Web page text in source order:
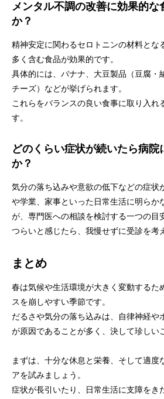
メンタル不調の改善に効果的な
か？
精神安定に関わるセロトニンの材料とな
多く含む食品が効果的です。
具体的には、バナナ、大豆製品（豆腐・
チーズ）などが挙げられます。
これらをバランスの良い食事に取り入れ
す。
どのくらい症状が続いたら病院
か？
気分の落ち込みや意欲の低下などの症状
や学業、家事といった日常生活に明らか
が、専門医への相談を検討する一つの目
つらいと感じたら、我慢せずに受診を考
まとめ
春は気候や生活環境が大きく変動するた
スを崩しやすい季節です。
だるさや気分の落ち込みは、自律神経や
が原因であることが多く、決して珍しい
まずは、十分な休息と栄養、そして適度
アを試みましょう。
症状が長引いたり、日常生活に支障をき